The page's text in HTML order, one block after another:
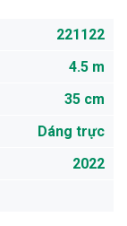
221122
4.5 m
35 cm
Dáng trực
2022